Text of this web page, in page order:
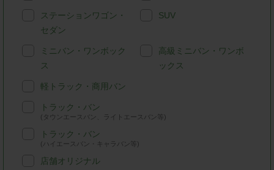
ステーションワゴン・
セダン
SUV
ミニバン・ワンボック
ス
高級ミニバン・ワンボ
ックス
軽トラック・商用バン
トラック・バン
(タウンエースバン、ライトエースバン等)
トラック・バン
(ハイエースバン・キャラバン等)
店舗オリジナル